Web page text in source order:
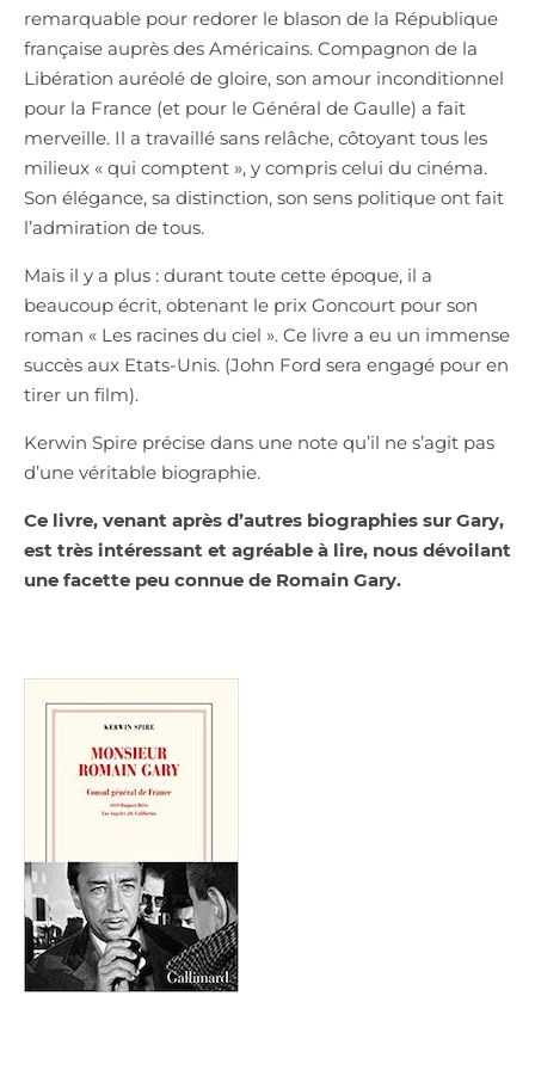
remarquable pour redorer le blason de la République
française auprès des Américains. Compagnon de la
Libération auréolé de gloire, son amour inconditionnel
pour la France (et pour le Général de Gaulle) a fait
merveille. Il a travaillé sans relâche, côtoyant tous les
milieux « qui comptent », y compris celui du cinéma.
Son élégance, sa distinction, son sens politique ont fait
l’admiration de tous.
Mais il y a plus : durant toute cette époque, il a
beaucoup écrit, obtenant le prix Goncourt pour son
roman « Les racines du ciel ». Ce livre a eu un immense
succès aux Etats-Unis. (John Ford sera engagé pour en
tirer un film).
Kerwin Spire précise dans une note qu’il ne s’agit pas
d’une véritable biographie.
Ce livre, venant après d’autres biographies sur Gary,
est très intéressant et agréable à lire, nous dévoilant
une facette peu connue de Romain Gary.